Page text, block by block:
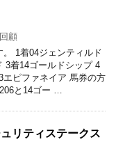
顧
1着04ジェンティルド
3着14ゴールドシップ 4
ピファネイア 馬券の方
と14ゴー …
リティステークス